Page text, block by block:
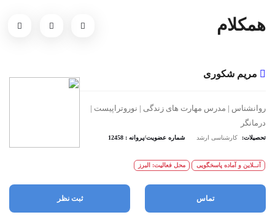
همکلام
مریم شکوری
روانشناس | مدرس مهارت های زندگی | نوروتراپیست |
درمانگر
تحصیلات: کارشناسی ارشد شماره عضویت/پروانه : 12458
آنــلاین و آماده پاسخگویی محل فعالیت: البرز
تماس ثبت نظر